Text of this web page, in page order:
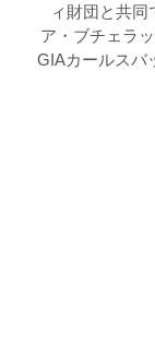
ィ財団と共同
ア・ブチェラ
GIAカールスバ